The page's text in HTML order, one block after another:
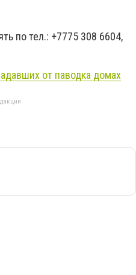
по тел.: +7775 308 6604,
от паводка домах